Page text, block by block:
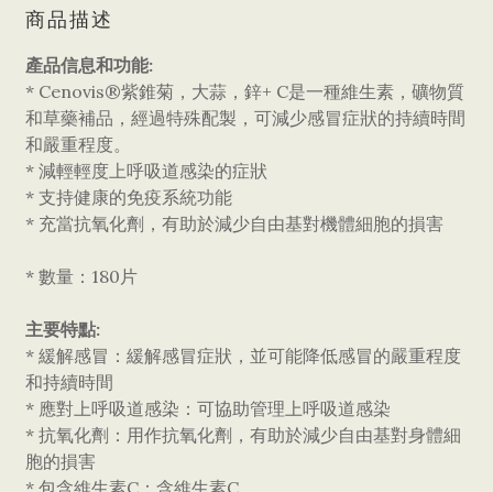
商品描述
產品信息和功能:
* Cenovis®紫錐菊，大蒜，鋅+ C是一種維生素，礦物質
和草藥補品，經過特殊配製，可減少感冒症狀的持續時間
和嚴重程度。
* 減輕輕度上呼吸道感染的症狀
* 支持健康的免疫系統功能
* 充當抗氧化劑，有助於減少自由基對機體細胞的損害
* 數量：180片
主要特點:
* 緩解感冒：緩解感冒症狀，並可能降低感冒的嚴重程度
和持續時間
* 應對上呼吸道感染：可協助管理上呼吸道感染
* 抗氧化劑：用作抗氧化劑，有助於減少自由基對身體細
胞的損害
* 包含維生素C：含維生素C